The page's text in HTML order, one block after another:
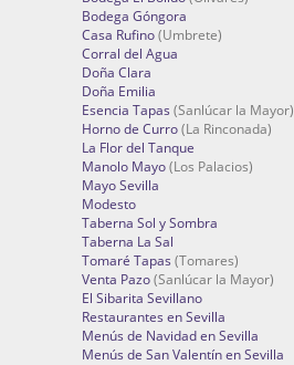
Bodega Góngora
Casa Rufino(Umbrete)
Corral del Agua
Doña Clara
Doña Emilia
Esencia Tapas (Sanlúcar la Mayor)
Horno de Curro(La Rinconada)
La Flor del Tanque
Manolo Mayo(Los Palacios)
Mayo Sevilla
Modesto
Taberna Sol y Sombra
Taberna La Sal
Tomaré Tapas (Tomares)
Venta Pazo(Sanlúcar la Mayor)
El Sibarita Sevillano
Restaurantes en Sevilla
Menús de Navidad en Sevilla
Menús de San Valentín en Sevilla